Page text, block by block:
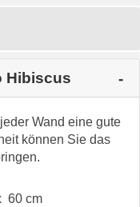
Hibiscus
Wand eine gute
können Sie das
60 cm